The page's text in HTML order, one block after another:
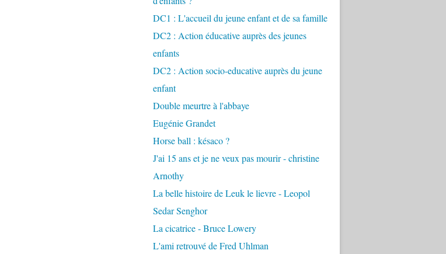
DC1 : L'accueil du jeune enfant et de sa famille
DC2 : Action éducative auprès des jeunes
enfants
DC2 : Action socio-educative auprès du jeune
enfant
Double meurtre à l'abbaye
Eugénie Grandet
Horse ball : késaco ?
J'ai 15 ans et je ne veux pas mourir - christine
Arnothy
La belle histoire de Leuk le lievre - Leopol
Sedar Senghor
La cicatrice - Bruce Lowery
L'ami retrouvé de Fred Uhlman